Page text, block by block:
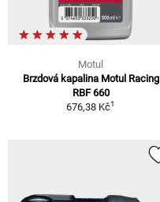
Motul
Brzdová kapalina Motul Racing
RBF 660
676,38 Kč1